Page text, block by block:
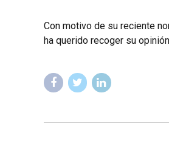
Con motivo de su reciente
ha querido recoger su